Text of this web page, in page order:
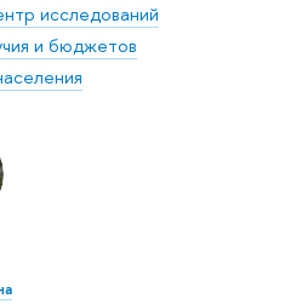
исследований
и бюджетов